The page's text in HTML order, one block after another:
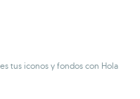
tus iconos y fondos con Hola